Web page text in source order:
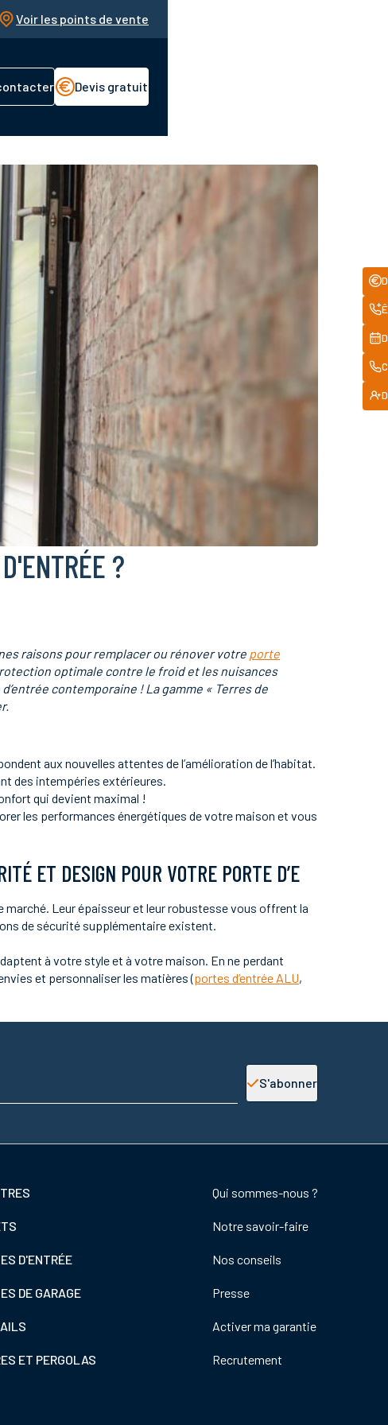
Voir les points de vente
Devis gratuit
?
raisons pour remplacer ou rénover votre porte
optimale contre le froid et les nuisances
contemporaine ! La gamme « Terres de
aux nouvelles attentes de l’amélioration de l’habitat.
des intempéries extérieures.
qui devient maximal !
les performances énergétiques de votre maison et vous
ET DESIGN POUR VOTRE PORTE D’E
marché. Leur épaisseur et leur robustesse vous offrent la
de sécurité supplémentaire existent.
à votre style et à votre maison. En ne perdant
et personnaliser les matières (portes d’entrée ALU,
S'abonner
D'ENTRÉE
DE GARAGE
ET PERGOLAS
Footer
de
Qui sommes-nous ?
Notre savoir-faire
Nos conseils
Presse
Activer ma garantie
Recrutement